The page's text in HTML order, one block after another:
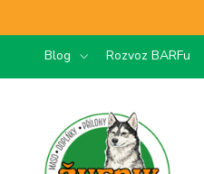
Blog Rozvoz BARFu